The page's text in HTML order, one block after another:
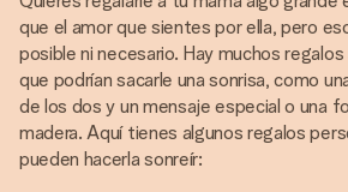
que el amor que sientes por ella, pero
posible ni necesario. Hay muchos
que podrían sacarle una sonrisa, como
de los dos y un mensaje especial o una
madera. Aquí tienes algunos regalos
pueden hacerla sonreír: